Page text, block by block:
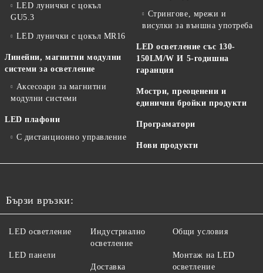
LED лунички с цокъл
GU5.3
LED лунички с цокъл MR16
Линейни, магнитни модулни
системи за осветление
Аксесоари за магнитни
модулни системи
LED плафони
С дистанционно управление
Стрингове, мрежи и
висулки за външна употреба
LED осветление със 130-
150LM/W И 5-годишна
гаранция
Мостри, преоценени и
единични бройки продукти
Програматори
Нови продукти
Бързи връзки:
LED осветление
LED панели
Индустриално
осветление
Доставка
Общи условия
Монтаж на LED
осветление